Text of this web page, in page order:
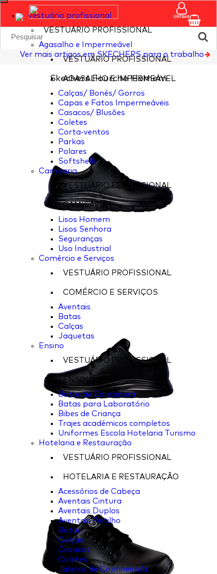
vestuário profissional
VESTUÁRIO PROFISSIONAL
Agasalho e Impermeável
VESTUÁRIO PROFISSIONAL
AGASALHO E IMPERMEÁVEL
Calças/ Bonés/ Gorros
Capas e Fatos Impermeáveis
Casacos/ Blusões
Coletes
Corta-ventos
Parkas
Polares
Softshells
Camisaria
VESTUÁRIO PROFISSIONAL
CAMISARIA
Lisos Homem
Lisos Senhora
Seguranças
Uso Industrial
Comércio e Serviços
VESTUÁRIO PROFISSIONAL
COMÉRCIO E SERVIÇOS
Aventais
Batas
Calças
Jaquetas
Ensino
VESTUÁRIO PROFISSIONAL
ENSINO
Batas de Educadora
Batas para Laboratório
Bibes de Criança
Trajes académicos completos
Uniformes Escola Hotelaria Turismo
Hotelaria e Restauração
VESTUÁRIO PROFISSIONAL
HOTELARIA E RESTAURAÇÃO
Acessórios de Cabeça
Aventais Cintura
Aventais Duplos
Aventais Peitilho
Batas
Calças
Casacos
Coletes
Jalecas de Cozinheiro/a
ENTRAR
Ver mais artigos em SKECHERS para o trabalho
Skechers Fourche Homem